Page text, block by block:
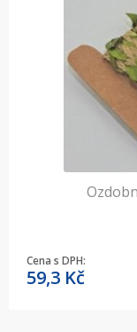
Cena s DPH:
59,3 Kč